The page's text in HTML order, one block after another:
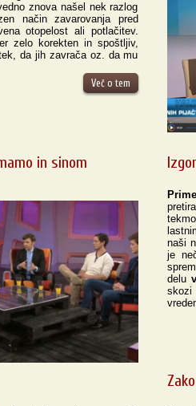
znova našel nek razlog
način zavarovanja pred
otopelost ali potlačitev.
zelo korekten in spoštljiv,
da jih zavrača oz. da mu
Več o tem
in sinom
naši
je
delu
skozi